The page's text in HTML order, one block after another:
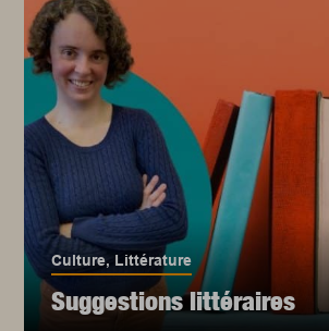
Culture, Littérature
Suggestions littéraires